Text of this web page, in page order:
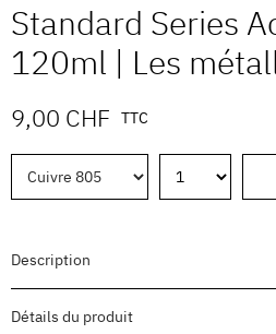
Standard Series
120ml | Les
9,00 CHF TTC
Description
Détails du produit